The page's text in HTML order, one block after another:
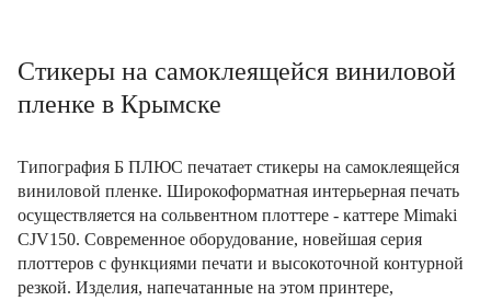
Cтикеры на самоклеящейся виниловой
пленке в Крымске
Типография Б ПЛЮС печатает стикеры на самоклеящейся
виниловой пленке. Широкоформатная интерьерная печать
осуществляется на сольвентном плоттере - каттере Mimaki
CJV150. Современное оборудование, новейшая серия
плоттеров с функциями печати и высокоточной контурной
резкой. Изделия, напечатанные на этом принтере,